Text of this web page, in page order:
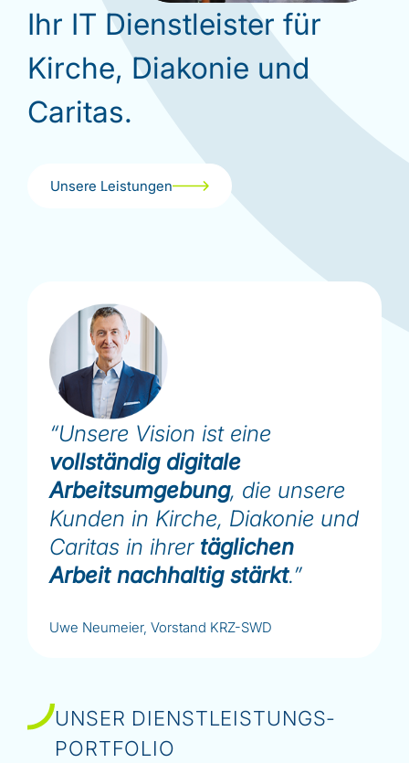
Ihr IT Dienstleister für
Kirche, Diakonie und
Caritas.
Unsere Leistungen
“Unsere Vision ist eine
vollständig digitale
Arbeitsumgebung, die unsere
Kunden in Kirche, Diakonie und
Caritas in ihrertäglichen
Arbeit nachhaltig stärkt.”
Uwe Neumeier, Vorstand KRZ-SWD
UNSER DIENSTLEISTUNGS-
PORTFOLIO